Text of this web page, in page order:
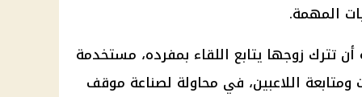
المهمة.
تترك زوجها يتابع اللقاء بمفرده، مستخدمة
ومتابعة اللاعبين، في محاولة لصناعة موقف